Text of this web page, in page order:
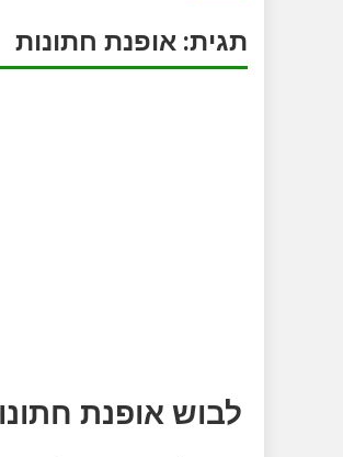
תגית: אופנת חתונות
לבוש אופנת